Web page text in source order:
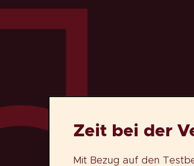
Zeit bei der
Mit Bezug auf den